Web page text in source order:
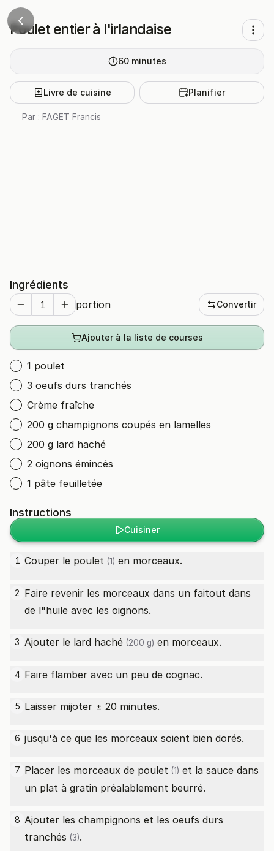
Poulet entier à l'irlandaise
60 minutes
Livre de cuisine Planifier
Par : FAGET Francis
Ingrédients
portion Convertir
Ajouter à la liste de courses
1 poulet
3 oeufs durs tranchés
Crème fraîche
200 g champignons coupés en lamelles
200 g lard haché
2 oignons émincés
1 pâte feuilletée
Instructions
Cuisiner
1 Couper le poulet (1) en morceaux.
2 Faire revenir les morceaux dans un faitout dans
de l"huile avec les oignons.
3 Ajouter le lard haché (200 g) en morceaux.
4 Faire flamber avec un peu de cognac.
5 Laisser mijoter ± 20 minutes.
6 jusqu'à ce que les morceaux soient bien dorés.
7 Placer les morceaux de poulet (1) et la sauce dans
un plat à gratin préalablement beurré.
8 Ajouter les champignons et les oeufs durs
tranchés (3).